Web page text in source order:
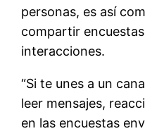
personas, es así
compartir
interacciones.
“Si te unes a un
leer mensajes,
en las encuestas